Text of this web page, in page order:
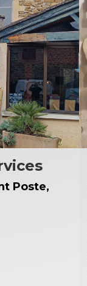
Poste,